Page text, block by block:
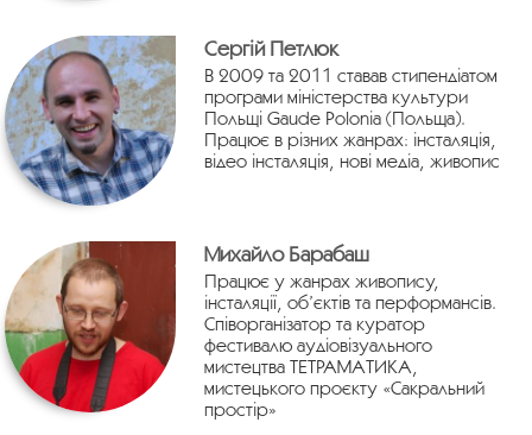
Сергій Петлюк
В 2009 та 2011 ставав стипендіатом
програми міністерства культури
Польщі Gaude Polonia (Польща).
Працює в різних жанрах: інсталяція,
відео інсталяція, нові медіа, живопис
Михайло Барабаш
Працює у жанрах живопису,
інсталяції, об’єктів та перформансів.
Співорганізатор та куратор
фестивалю аудіовізуального
мистецтва ТЕТРАМАТИКА,
мистецького проєкту «Сакральний
простір»